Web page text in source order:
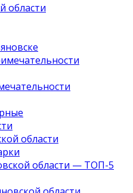
области
области
области — ТОП-5